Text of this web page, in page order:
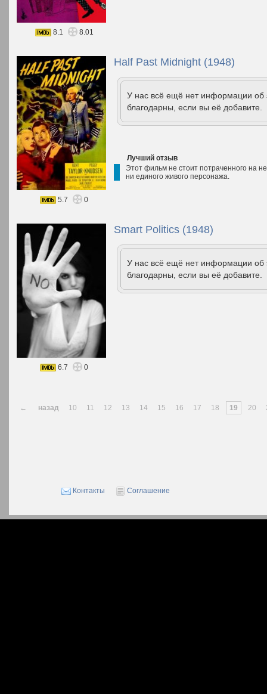
8.1 8.01
Half Past Midnight (1948)
У нас всё ещё нет информации
благодарны, если вы её добавите.
Лучший отзыв
Этот фильм не стоит потраченного на
ни единого живого персонажа.
5.7 0
Smart Politics (1948)
У нас всё ещё нет информации
благодарны, если вы её добавите.
6.7 0
← назад 10 11 12 13 14 15 16 17 18 19 20
Контакты Соглашение